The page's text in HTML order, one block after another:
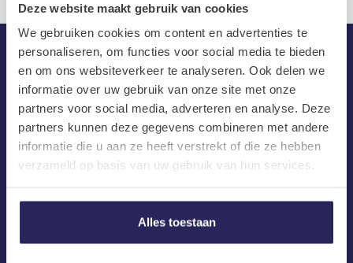
Deze website maakt gebruik van cookies
We gebruiken cookies om content en advertenties te
personaliseren, om functies voor social media te bieden
en om ons websiteverkeer te analyseren. Ook delen we
informatie over uw gebruik van onze site met onze
partners voor social media, adverteren en analyse. Deze
partners kunnen deze gegevens combineren met andere
informatie die u aan ze heeft verstrekt of die ze hebben
verzameld op basis van uw gebruik van hun services.
Alles toestaan
De laatste tech vacatures in je
mailbox.